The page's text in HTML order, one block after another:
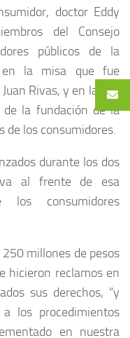
doctor Eddy
del Consejo
públicos de la
en la misa que fue
Rivas, y en la que
la fundación de la
de los consumidores.
durante los dos
al frente de esa
consumidores
millones de pesos
hicieron reclamos en
sus derechos, “y
los procedimientos
en nuestra